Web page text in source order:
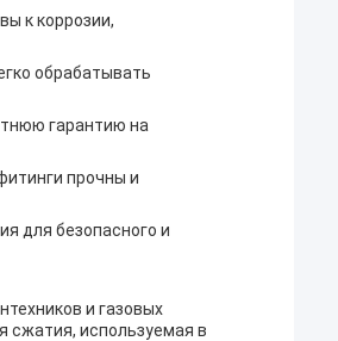
к коррозии,
обрабатывать
гарантию на
прочны и
для безопасного и
и газовых
сжатия, используемая в